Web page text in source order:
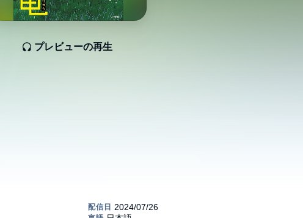
プレビューの再生